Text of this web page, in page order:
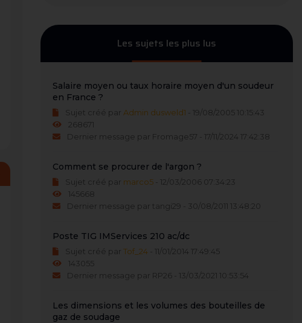
Les sujets les plus lus
Salaire moyen ou taux horaire moyen d'un soudeur
en France ?
Sujet créé par Admin dusweld1 - 19/08/2005 10:15:43
268671
Dernier message par Fromage57 - 17/11/2024 17:42:38
Comment se procurer de l'argon ?
Sujet créé par marco5 - 12/03/2006 07:34:23
145668
Dernier message par tangi29 - 30/08/2011 13:48:20
Poste TIG IMServices 210 ac/dc
Sujet créé par Tof_24 - 11/01/2014 17:49:45
143055
Dernier message par RP26 - 13/03/2021 10:53:54
Les dimensions et les volumes des bouteilles de
gaz de soudage